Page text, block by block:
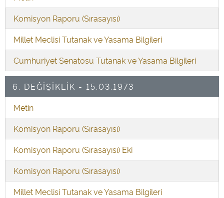
Komisyon Raporu (Sırasayısı)
Millet Meclisi Tutanak ve Yasama Bilgileri
Cumhuriyet Senatosu Tutanak ve Yasama Bilgileri
6. DEĞİŞİKLİK - 15.03.1973
Metin
Komisyon Raporu (Sırasayısı)
Komisyon Raporu (Sırasayısı) Eki
Komisyon Raporu (Sırasayısı)
Millet Meclisi Tutanak ve Yasama Bilgileri